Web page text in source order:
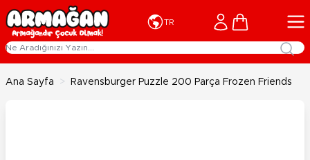
İçeriğe geç
TR Cart
Ana Sayfa > Ravensburger Puzzle 200 Parça Frozen Friends